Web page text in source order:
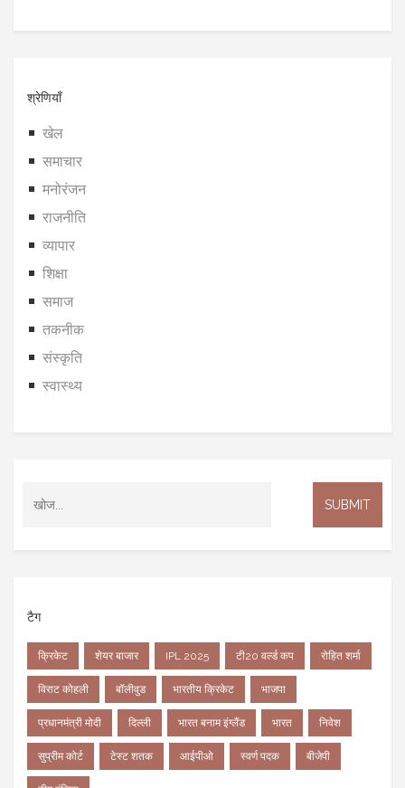
श्रेणियाँ
खेल
समाचार
मनोरंजन
राजनीति
व्यापार
शिक्षा
समाज
तकनीक
संस्कृति
स्वास्थ्य
टैग
क्रिकेट शेयर बाजार IPL 2025 टी20 वर्ल्ड कप रोहित शर्मा
विराट कोहली बॉलीवुड भारतीय क्रिकेट भाजपा
प्रधानमंत्री मोदी दिल्ली भारत बनाम इंग्लैंड भारत निवेश
सुप्रीम कोर्ट टेस्ट शतक आईपीओ स्वर्ण पदक बीजेपी